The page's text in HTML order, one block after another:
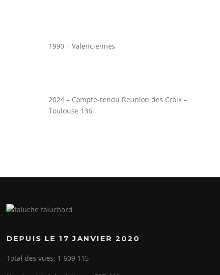
1990 – Valenciennes
2024 – Compte-rendu Reunion des Croix –
Toulouse 136
DEPUIS LE 17 JANVIER 2020
Total des vues: 1 609 115